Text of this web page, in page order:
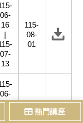
熱門講座
06-
16
|
07-
13
115-
08-
01
06-
25
115-
08-